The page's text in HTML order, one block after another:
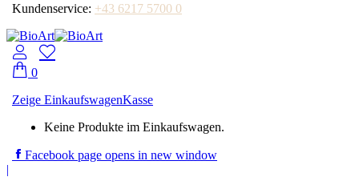
Kundenservice: +43 6217 5700 0
0
Zeige EinkaufswagenKasse
Keine Produkte im Einkaufswagen.
Facebook page opens in new window
|